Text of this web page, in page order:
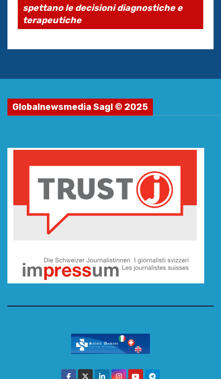
spettano le decisioni diagnostiche e
terapeutiche
Globalnewsmedia Sagl © 2025